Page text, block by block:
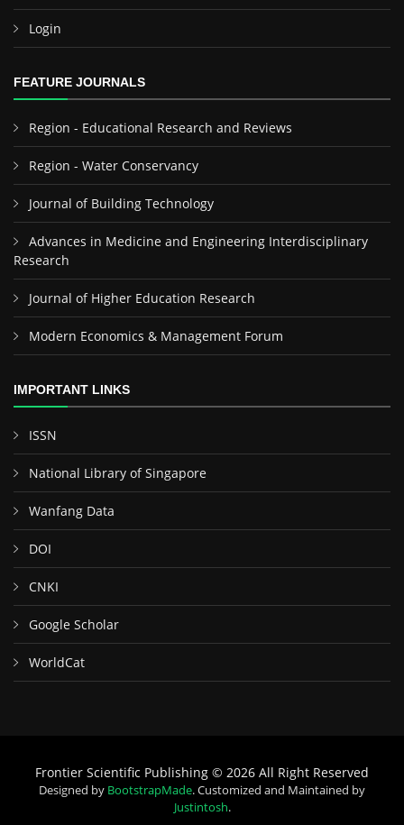
Login
FEATURE JOURNALS
Region - Educational Research and Reviews
Region - Water Conservancy
Journal of Building Technology
Advances in Medicine and Engineering Interdisciplinary
Research
Journal of Higher Education Research
Modern Economics & Management Forum
IMPORTANT LINKS
ISSN
National Library of Singapore
Wanfang Data
DOI
CNKI
Google Scholar
WorldCat
Frontier Scientific Publishing © 2026 All Right Reserved
Designed by BootstrapMade. Customized and Maintained by
Justintosh.